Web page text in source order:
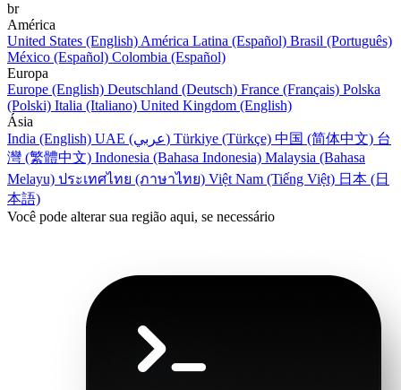
br
América
United States (English) América Latina (Español) Brasil (Português)
México (Español) Colombia (Español)
Europa
Europe (English) Deutschland (Deutsch) France (Français) Polska
(Polski) Italia (Italiano) United Kingdom (English)
Ásia
India (English)
UAE (عربي) Türkiye (Türkçe) 中国 (简体中文) 台
灣 (繁體中文) Indonesia (Bahasa Indonesia) Malaysia (Bahasa
Melayu) ประเทศไทย (ภาษาไทย) Việt Nam (Tiếng Việt) 日本 (日
本語)
Você pode alterar sua região aqui, se necessário